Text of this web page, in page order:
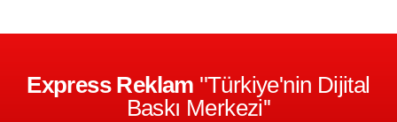
Express Reklam ''Türkiye'nin Dijital
Baskı Merkezi''